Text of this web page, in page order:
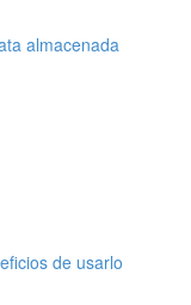
almacenada
de usarlo